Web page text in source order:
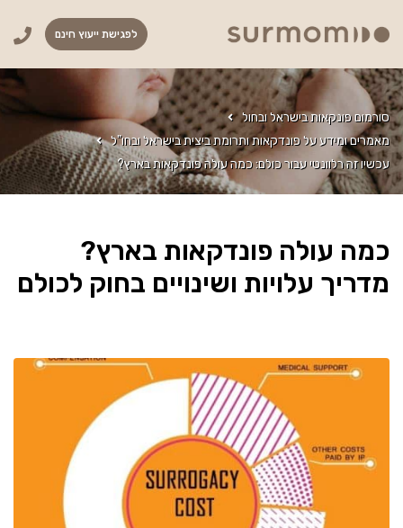
לפגישת ייעוץ חינם
סורמום פונקאות בישראל ובחול
מאמרים ומידע על פונדקאות ותרומת ביצית בישראל ובחו"ל
עכשיו זה רלוונטי עבור כולם: כמה עולה פונדקאות בארץ?
כמה עולה פונדקאות בארץ?
מדריך עלויות ושינויים בחוק לכולם